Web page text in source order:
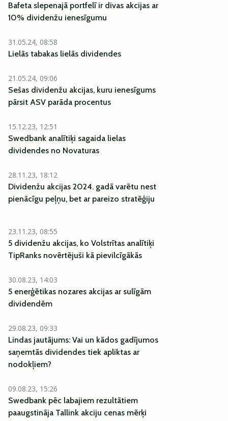
Bafeta slepenajā portfelī ir divas akcijas ar
10% dividenžu ienesīgumu
31.05.24, 08:58
Lielās tabakas lielās dividendes
21.05.24, 09:06
Sešas dividenžu akcijas, kuru ienesīgums
pārsit ASV parāda procentus
15.12.23, 12:51
Swedbank analītiķi sagaida lielas
dividendes no Novaturas
28.11.23, 18:12
Dividenžu akcijas 2024. gadā varētu nest
pienācīgu peļņu, bet ar pareizo stratēģiju
23.11.23, 08:55
5 dividenžu akcijas, ko Volstrītas analītiķi
TipRanks novērtējuši kā pievilcīgākās
30.08.23, 14:03
5 enerģētikas nozares akcijas ar sulīgām
dividendēm
29.08.23, 09:33
Lindas jautājums: Vai un kādos gadījumos
saņemtās dividendes tiek apliktas ar
nodokļiem?
09.08.23, 15:26
Swedbank pēc labajiem rezultātiem
paaugstināja Tallink akciju cenas mērķi